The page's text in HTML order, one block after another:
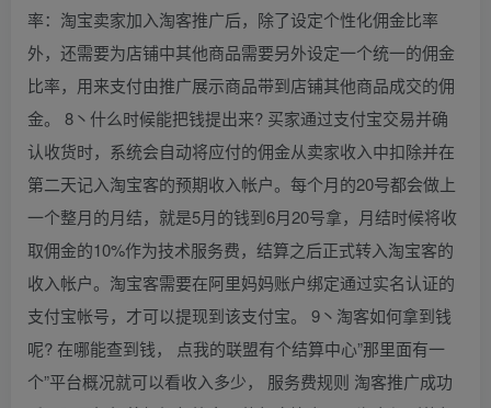
率：淘宝卖家加入淘客推广后，除了设定个性化佣金比率
外，还需要为店铺中其他商品需要另外设定一个统一的佣金
比率，用来支付由推广展示商品带到店铺其他商品成交的佣
金。 8丶什么时候能把钱提出来? 买家通过支付宝交易并确
认收货时，系统会自动将应付的佣金从卖家收入中扣除并在
第二天记入淘宝客的预期收入帐户。每个月的20号都会做上
一个整月的月结，就是5月的钱到6月20号拿，月结时候将收
取佣金的10%作为技术服务费，结算之后正式转入淘宝客的
收入帐户。淘宝客需要在阿里妈妈账户绑定通过实名认证的
支付宝帐号，才可以提现到该支付宝。 9丶淘客如何拿到钱
呢? 在哪能查到钱， 点我的联盟有个结算中心”那里面有一
个”平台概况就可以看收入多少， 服务费规则 淘客推广成功